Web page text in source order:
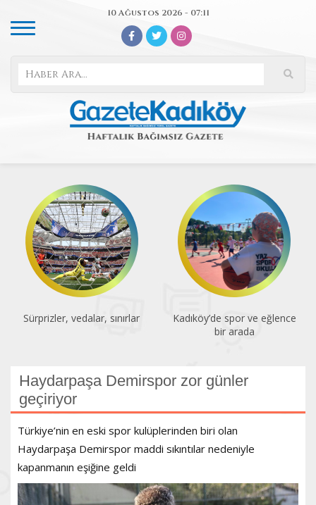
10 Ağustos 2026 - 07:11
Kadıköy’de spor ve eğlence
Acıbadem Yüzme Havuzu
yenilendi
Haydarpaşa Demirspor zor günler
geçiriyor
Türkiye’nin en eski spor kulüplerinden biri olan
Haydarpaşa Demirspor maddi sıkıntılar nedeniyle
kapanmanın eşiğine geldi